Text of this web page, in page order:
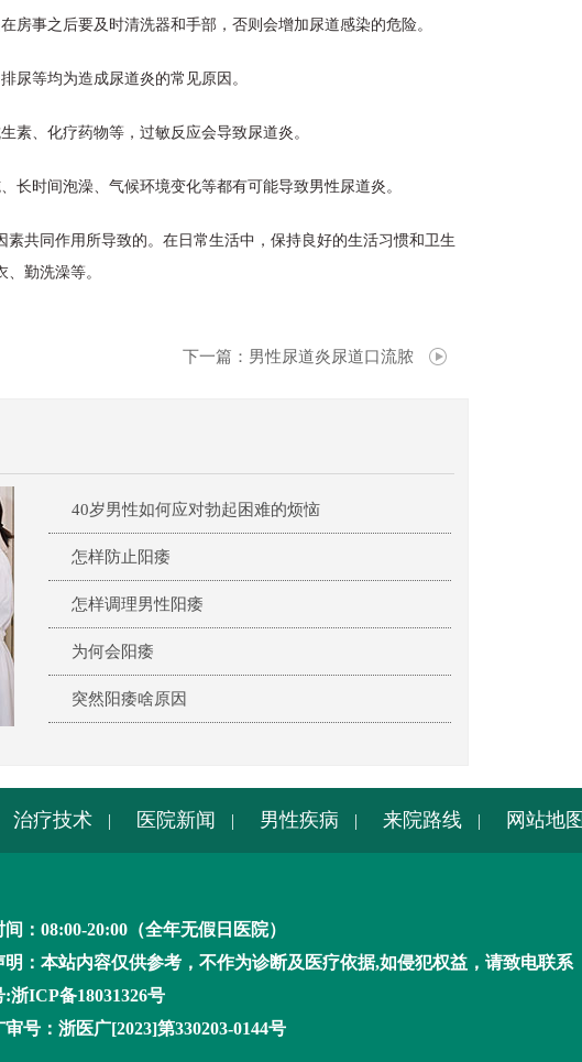
房事之后要及时清洗器和手部，否则会增加尿道感染的危险。
尿等均为造成尿道炎的常见原因。
素、化疗药物等，过敏反应会导致尿道炎。
长时间泡澡、气候环境变化等都有可能导致男性尿道炎。
共同作用所导致的。在日常生活中，保持良好的生活习惯和卫生
勤洗澡等。
下一篇： 男性尿道炎尿道口流脓
40岁男性如何应对勃起困难的烦恼
怎样防止阳痿
怎样调理男性阳痿
为何会阳痿
突然阳痿啥原因
治疗技术 | 医院新闻 | 男性疾病 | 来院路线 | 网站地图
：08:00-20:00（全年无假日医院）
明：本站内容仅供参考，不作为诊断及医疗依据,如侵犯权益，请致电联系
:浙ICP备18031326号
审号：浙医广[2023]第330203-0144号